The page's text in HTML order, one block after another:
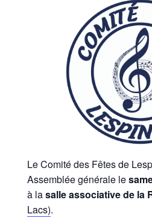
Le Comité des Fêtes de
Assemblée générale le
à lasalle associative de la
Lacs).